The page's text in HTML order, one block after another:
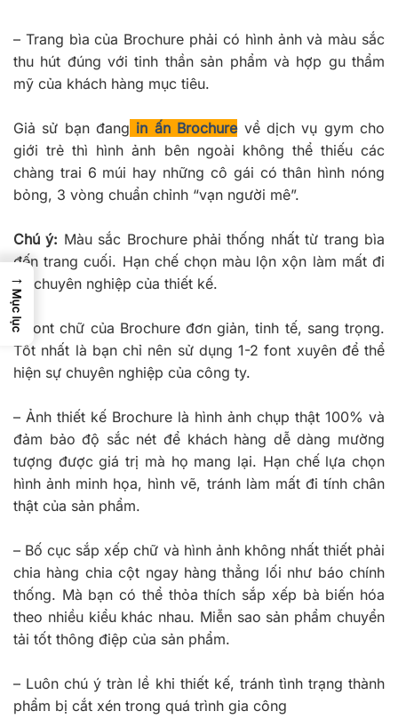
– Trang bìa của Brochure phải có hình ảnh và màu sắc
thu hút đúng với tinh thần sản phẩm và hợp gu thẩm
mỹ của khách hàng mục tiêu.
Giả sử bạn đang in ấn Brochurevề dịch vụ gym cho
giới trẻ thì hình ảnh bên ngoài không thể thiếu các
chàng trai 6 múi hay những cô gái có thân hình nóng
bỏng, 3 vòng chuẩn chỉnh “vạn người mê”.
Chú ý: Màu sắc Brochure phải thống nhất từ trang bìa
đến trang cuối. Hạn chế chọn màu lộn xộn làm mất đi
sự chuyên nghiệp của thiết kế.
–
Font chữ của Brochure đơn giản, tinh tế, sang trọng.
Tốt nhất là bạn chỉ nên sử dụng 1-2 font xuyên để thể
hiện sự chuyên nghiệp của công ty.
– Ảnh thiết kế Brochure là hình ảnh chụp thật 100% và
đảm bảo độ sắc nét để khách hàng dễ dàng mường
tượng được giá trị mà họ mang lại. Hạn chế lựa chọn
hình ảnh minh họa, hình vẽ, tránh làm mất đi tính chân
thật của sản phẩm.
– Bố cục sắp xếp chữ và hình ảnh không nhất thiết phải
chia hàng chia cột ngay hàng thẳng lối như báo chính
thống. Mà bạn có thể thỏa thích sắp xếp bà biến hóa
theo nhiều kiểu khác nhau. Miễn sao sản phẩm chuyển
tải tốt thông điệp của sản phẩm.
– Luôn chú ý tràn lề khi thiết kế, tránh tình trạng thành
phẩm bị cắt xén trong quá trình gia công
→
Mục lục